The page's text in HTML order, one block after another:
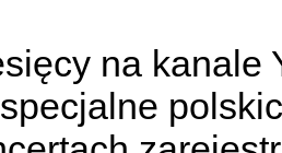
na kanale